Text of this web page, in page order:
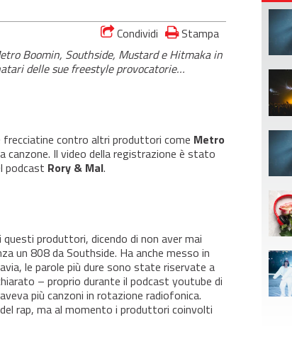
Condividi
Stampa
Boomin, Southside, Mustard e Hitmaka in
delle sue freestyle provocatorie…
frecciatine contro altri produttori come Metro
canzone. Il video della registrazione è stato
podcast Rory & Mal.
produttori, dicendo di non aver mai
un 808 da Southside. Ha anche messo in
le parole più dure sono state riservate a
– proprio durante il podcast youtube di
più canzoni in rotazione radiofonica.
rap, ma al momento i produttori coinvolti